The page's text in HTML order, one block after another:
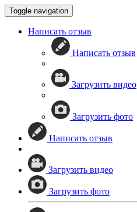
Toggle navigation
Написать отзыв
Написать отзыв
Загрузить видео
Загрузить фото
Написать отзыв
Загрузить видео
Загрузить фото